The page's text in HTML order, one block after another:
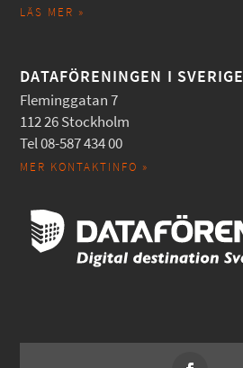
LÄS MER »
DATAFÖRENINGEN I SVERIGE
Fleminggatan 7
112 26 Stockholm
Tel 08-587 434 00
MER KONTAKTINFO »